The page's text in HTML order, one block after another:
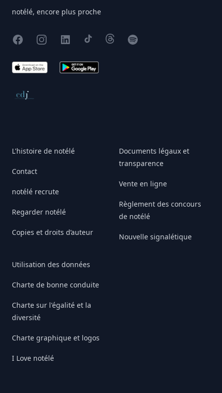
notélé, encore plus proche
FacebookInstagram
X TikTokThreadsSpotify
App Store Google Play
Conseil de déontologie journalistique
L'histoire de notélé
Contact
notélé recrute
Regarder notélé
Copies et droits d’auteur
Utilisation des données
Charte de bonne conduite
Charte sur l'égalité et la
diversité
Charte graphique et logos
I Love notélé
Documents légaux et
transparence
Vente en ligne
Règlement des concours
de notélé
Nouvelle signalétique